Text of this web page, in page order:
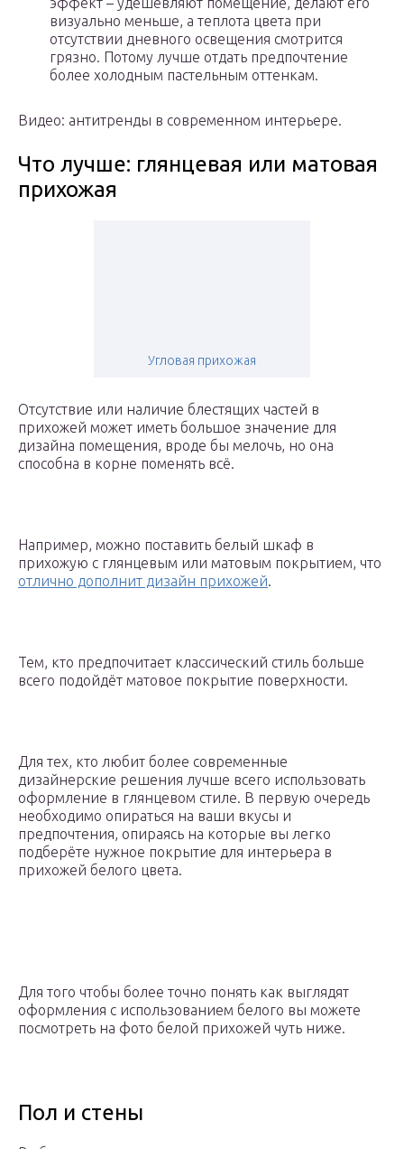
визуально меньше, а теплота цвета при
отсутствии дневного освещения смотрится
грязно. Потому лучше отдать предпочтение
более холодным пастельным оттенкам.
Видео: антитренды в современном интерьере.
Что лучше: глянцевая или матовая
прихожая
Угловая прихожая
Отсутствие или наличие блестящих частей в
прихожей может иметь большое значение для
дизайна помещения, вроде бы мелочь, но она
способна в корне поменять всё.
Например, можно поставить белый шкаф в
прихожую с глянцевым или матовым покрытием, что
отлично дополнит дизайн прихожей.
Тем, кто предпочитает классический стиль больше
всего подойдёт матовое покрытие поверхности.
Для тех, кто любит более современные
дизайнерские решения лучше всего использовать
оформление в глянцевом стиле. В первую очередь
необходимо опираться на ваши вкусы и
предпочтения, опираясь на которые вы легко
подберёте нужное покрытие для интерьера в
прихожей белого цвета.
Для того чтобы более точно понять как выглядят
оформления с использованием белого вы можете
посмотреть на фото белой прихожей чуть ниже.
Пол и стены